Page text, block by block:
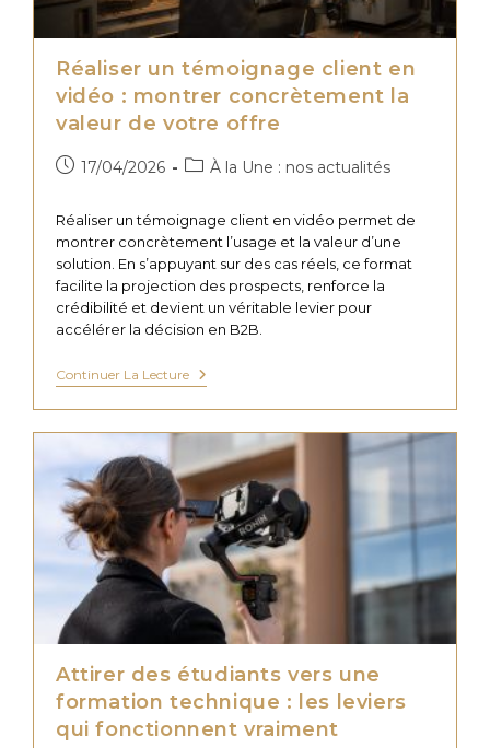
Réaliser un témoignage client en
vidéo : montrer concrètement la
valeur de votre offre
Publication
17/04/2026
PostÀ la Une : nos actualités
Réaliser un témoignage client en vidéo permet de
montrer concrètement l’usage et la valeur d’une
solution. En s’appuyant sur des cas réels, ce format
facilite la projection des prospects, renforce la
crédibilité et devient un véritable levier pour
accélérer la décision en B2B.
Continuer La LectureRéaliser
Un
Témoignage
Client
Vidéo
:
Montrer
Concrètement
La
Valeur
De
Votre
Offre
Attirer des étudiants vers une
formation technique : les leviers
qui fonctionnent vraiment